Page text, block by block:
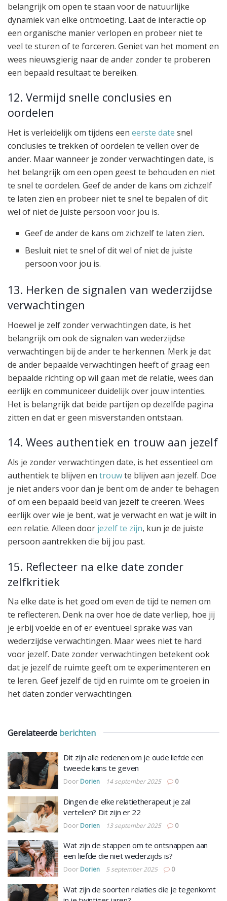
belangrijk om open te staan voor de natuurlijke
dynamiek van elke ontmoeting. Laat de interactie op
een organische manier verlopen en probeer niet te
veel te sturen of te forceren. Geniet van het moment en
wees nieuwsgierig naar de ander zonder te proberen
een bepaald resultaat te bereiken.
12. Vermijd snelle conclusies en
oordelen
Het is verleidelijk om tijdens een eerste date snel
conclusies te trekken of oordelen te vellen over de
ander. Maar wanneer je zonder verwachtingen date, is
het belangrijk om een open geest te behouden en niet
te snel te oordelen. Geef de ander de kans om zichzelf
te laten zien en probeer niet te snel te bepalen of dit
wel of niet de juiste persoon voor jou is.
Geef de ander de kans om zichzelf te laten zien.
Besluit niet te snel of dit wel of niet de juiste
persoon voor jou is.
13. Herken de signalen van wederzijdse
verwachtingen
Hoewel je zelf zonder verwachtingen date, is het
belangrijk om ook de signalen van wederzijdse
verwachtingen bij de ander te herkennen. Merk je dat
de ander bepaalde verwachtingen heeft of graag een
bepaalde richting op wil gaan met de relatie, wees dan
eerlijk en communiceer duidelijk over jouw intenties.
Het is belangrijk dat beide partijen op dezelfde pagina
zitten en dat er geen misverstanden ontstaan.
14. Wees authentiek en trouw aan jezelf
Als je zonder verwachtingen date, is het essentieel om
authentiek te blijven en trouwte blijven aan jezelf. Doe
je niet anders voor dan je bent om de ander te behagen
of om een bepaald beeld van jezelf te creëren. Wees
eerlijk over wie je bent, wat je verwacht en wat je wilt in
een relatie. Alleen door jezelf te zijn, kun je de juiste
persoon aantrekken die bij jou past.
15. Reflecteer na elke date zonder
zelfkritiek
Na elke date is het goed om even de tijd te nemen om
te reflecteren. Denk na over hoe de date verliep, hoe jij
je erbij voelde en of er eventueel sprake was van
wederzijdse verwachtingen. Maar wees niet te hard
voor jezelf. Date zonder verwachtingen betekent ook
dat je jezelf de ruimte geeft om te experimenteren en
te leren. Geef jezelf de tijd en ruimte om te groeien in
het daten zonder verwachtingen.
Gerelateerde berichten
Dit zijn alle redenen om je oude liefde een
tweede kans te geven
Door Dorien 14 september 2025 0
Dingen die elke relatietherapeut je zal
vertellen? Dit zijn er 22
Door Dorien 13 september 2025 0
Wat zijn de stappen om te ontsnappen aan
een liefde die niet wederzijds is?
Door Dorien 5 september 2025 0
Wat zijn de soorten relaties die je tegenkomt